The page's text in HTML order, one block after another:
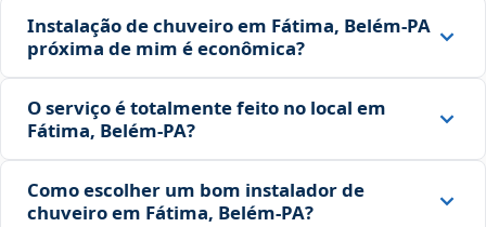
Instalação de chuveiro em Fátima, Belém‑PA
próxima de mim é econômica?
O serviço é totalmente feito no local em
Fátima, Belém‑PA?
Como escolher um bom instalador de
chuveiro em Fátima, Belém‑PA?